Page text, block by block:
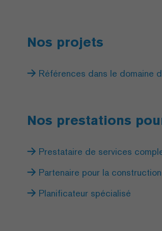
Nos projets
Références dans le domaine
Nos prestations
Prestataire de services
Partenaire pour la
Planificateur spécialisé